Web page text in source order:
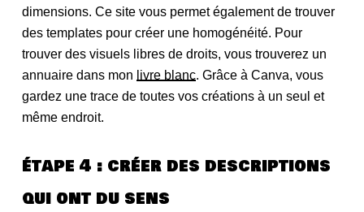
dimensions. Ce site vous permet également de trouver
des templates pour créer une homogénéité. Pour
trouver des visuels libres de droits, vous trouverez un
annuaire dans mon livre blanc. Grâce à Canva, vous
gardez une trace de toutes vos créations à un seul et
même endroit.
étape 4 : créer des descriptions
qui ont du sens